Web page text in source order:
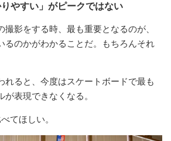
りやすい」がピークではない
撮影をする時、最も重要となるのが、
るのかがわかることだ。もちろんそれ
れると、今度はスケートボードで最も
表現できなくなる。
てほしい。